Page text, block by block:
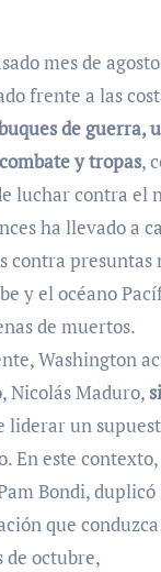
mes de
frente a las
de guerra,
y tropas,
luchar contra el
ha llevado a
contra presuntas
y el océano
de muertos.
Washington
Nicolás Maduro,
liderar un
En este
Bondi,
que
de octubre,